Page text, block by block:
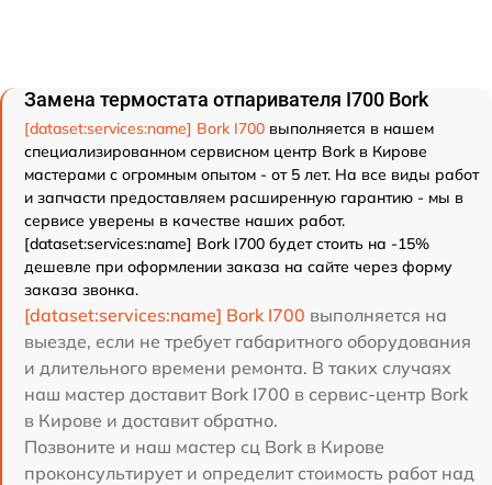
Замена термостата отпаривателя I700 Bork
[dataset:services:name] Bork I700 выполняется в нашем
специализированном сервисном центр Bork в Кирове
мастерами с огромным опытом - от 5 лет. На все виды работ
и запчасти предоставляем расширенную гарантию - мы в
сервисе уверены в качестве наших работ.
[dataset:services:name] Bork I700 будет стоить на -15%
дешевле при оформлении заказа на сайте через форму
заказа звонка.
[dataset:services:name] Bork I700 выполняется на
выезде, если не требует габаритного оборудования
и длительного времени ремонта. В таких случаях
наш мастер доставит Bork I700 в сервис-центр Bork
в Кирове и доставит обратно.
Позвоните и наш мастер сц Bork в Кирове
проконсультирует и определит стоимость работ над